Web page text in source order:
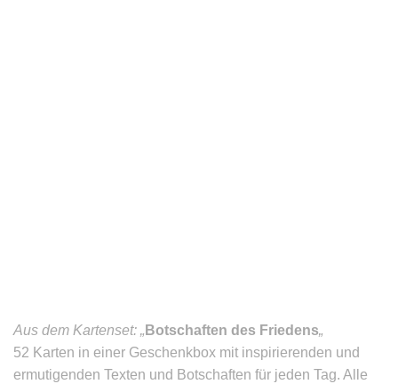
Aus dem Kartenset: „ Botschaften des Friedens„
52 Karten in einer Geschenkbox mit inspirierenden und
ermutigenden Texten und Botschaften für jeden Tag. Alle